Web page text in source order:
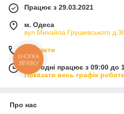
Працює з 29.03.2021
м. Одеса
вул.Михайла Грушевського
Контакти
Сьогодні працює з 09:00 до
Показати весь графік
Про нас
КНОПКА
ЗВ'ЯЗКУ